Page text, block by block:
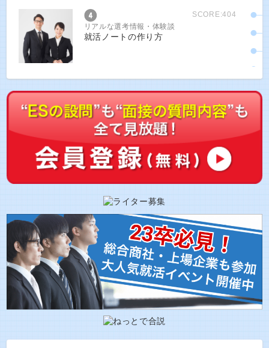
SCORE:404
リアルな選考情報・体験談
就活ノートの作り方